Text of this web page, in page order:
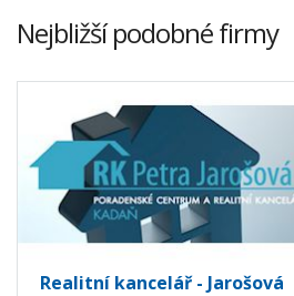
Nejbližší podobné firmy
Realitní kancelář - Jarošová